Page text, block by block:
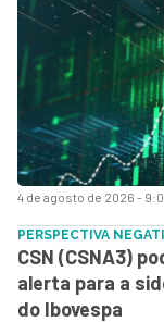
4 de agosto de 2026 -
PERSPECTIVA
CSN (CSNA3)
alerta para a
do Ibovespa